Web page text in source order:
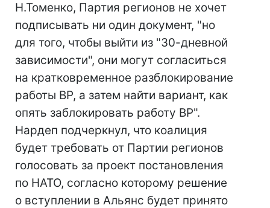
Н.Томенко, Партия регионов не хочет
подписывать ни один документ, "но
для того, чтобы выйти из "30-дневной
зависимости", они могут согласиться
на кратковременное разблокирование
работы ВР, а затем найти вариант, как
опять заблокировать работу ВР".
Нардеп подчеркнул, что коалиция
будет требовать от Партии регионов
голосовать за проект постановления
по НАТО, согласно которому решение
о вступлении в Альянс будет принято